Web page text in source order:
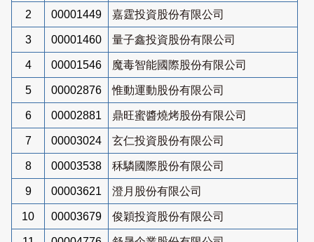
2 00001449 嘉霆投資股份有限公司
3 00001460 量子鑫投資股份有限公司
4 00001546 魔毒智能國際股份有限公司
5 00002876 惟動運動股份有限公司
6 00002881 鼎旺蜜醬燒烤股份有限公司
7 00003024 玄仁投資股份有限公司
8 00003538 秝驎國際股份有限公司
9 00003621 澄月股份有限公司
10 00003679 俊穎投資股份有限公司